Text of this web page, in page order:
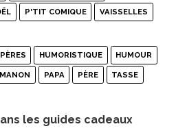
P'TIT COMIQUE VAISSELLES
HUMORISTIQUE HUMOUR
PAPA PÈRE TASSE
les guides cadeaux